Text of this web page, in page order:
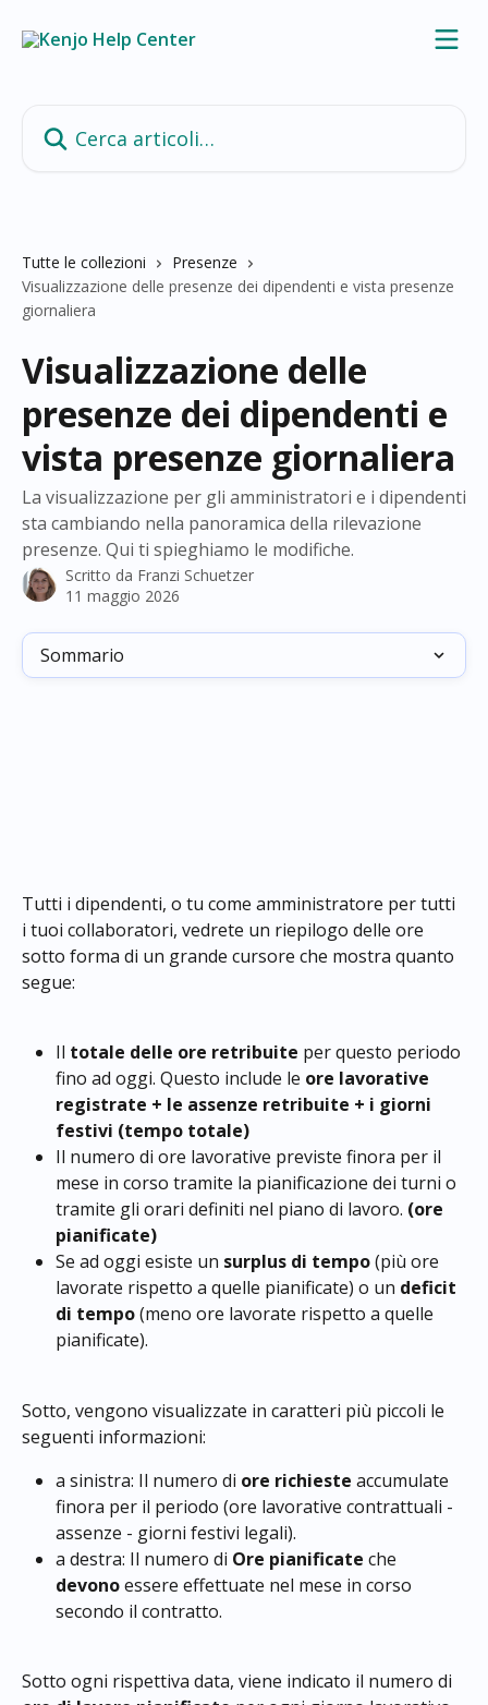
Tutte le collezioni
Presenze
Visualizzazione delle presenze dei dipendenti e vista presenze
giornaliera
Visualizzazione delle
presenze dei dipendenti e
vista presenze giornaliera
La visualizzazione per gli amministratori e i dipendenti
sta cambiando nella panoramica della rilevazione
presenze. Qui ti spieghiamo le modifiche.
Scritto da Franzi Schuetzer
11 maggio 2026
Sommario
Tutti i dipendenti, o tu come amministratore per tutti
i tuoi collaboratori, vedrete un riepilogo delle ore
sotto forma di un grande cursore che mostra quanto
segue:
Il totale delle ore retribuite per questo periodo
fino ad oggi. Questo include le ore lavorative
registrate + le assenze retribuite + i giorni
festivi (tempo totale)
Il numero di ore lavorative previste finora per il
mese in corso tramite la pianificazione dei turni o
tramite gli orari definiti nel piano di lavoro. (ore
pianificate)
Se ad oggi esiste un surplus di tempo (più ore
lavorate rispetto a quelle pianificate) o un deficit
di tempo (meno ore lavorate rispetto a quelle
pianificate).
Sotto, vengono visualizzate in caratteri più piccoli le
seguenti informazioni:
a sinistra: Il numero di ore richieste accumulate
finora per il periodo (ore lavorative contrattuali -
assenze - giorni festivi legali).
a destra: Il numero di Ore pianificate che
devono essere effettuate nel mese in corso
secondo il contratto.
Sotto ogni rispettiva data, viene indicato il numero di